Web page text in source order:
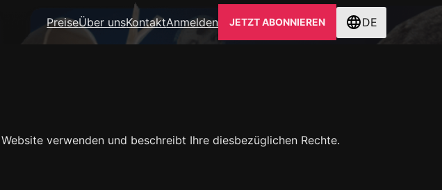
PreiseÜber unsKontaktAnmelden JETZT ABONNIEREN DE
verwenden und beschreibt Ihre diesbezüglichen Rechte.